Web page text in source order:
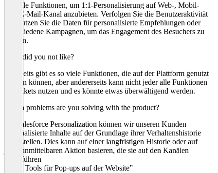
So viele Funktionen, um 1:1-Personalisierung auf Web-, Mobil-
oder E-Mail-Kanal anzubieten. Verfolgen Sie die Benutzeraktivität
und nutzen Sie die Daten für personalisierte Empfehlungen oder
verschiedene Kampagnen, um das Engagement des Besuchers zu
fördern.
What did you not like?
Einerseits gibt es so viele Funktionen, die auf der Plattform genutzt
werden können, aber andererseits kann nicht jeder alle Funktionen
des Pakets nutzen und es könnte etwas überwältigend werden.
Which problems are you solving with the product?
Mit Salesforce Personalization können wir unseren Kunden
personalisierte Inhalte auf der Grundlage ihrer Verhaltenshistorie
bereitstellen. Dies kann auf einer langfristigen Historie oder auf
jeder unmittelbaren Aktion basieren, die sie auf den Kanälen
durchführen
“Tolle Tools für Pop-ups auf der Website”